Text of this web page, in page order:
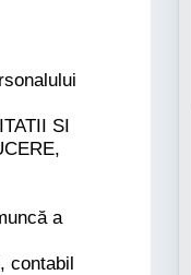
SI
a
contabil